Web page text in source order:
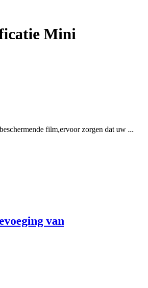
Mini
film,ervoor zorgen dat uw ...
van